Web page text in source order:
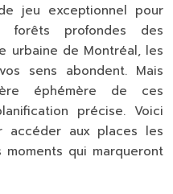
jeu exceptionnel pour
forêts profondes des
urbaine de Montréal, les
sens abondent. Mais
éphémère de ces
précise. Voici
aux places les
qui marqueront